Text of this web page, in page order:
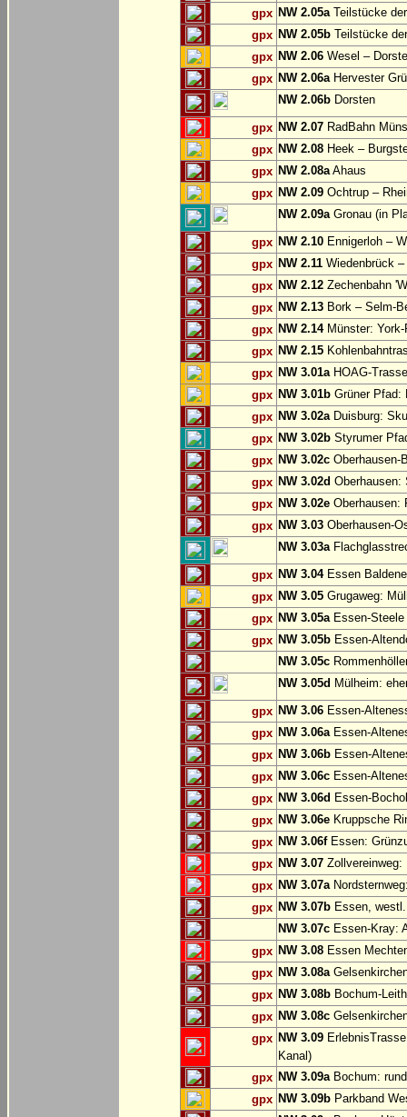
gpx NW 2.05aTeilstücke
gpx NW 2.05b Teilstücke
gpx NW 2.06 Wesel –
gpx NW 2.06aHervester
NW 2.06b Dorsten
gpx NW 2.07 RadBahn
gpx NW 2.08 Heek –
gpx NW 2.08aAhaus
gpx NW 2.09 Ochtrup –
NW 2.09aGronau (in
gpx NW 2.10 Ennigerloh –
gpx NW 2.11 Wiedenbrück
gpx NW 2.12 Zechenbahn
gpx NW 2.13 Bork – Selm-
gpx NW 2.14Münster: York-
gpx NW 2.15
gpx NW 3.01aHOAG-
gpx NW 3.01b Grüner Pfad:
gpx NW 3.02aDuisburg:
gpx NW 3.02b Styrumer
gpx NW 3.02c Oberhausen-
gpx NW 3.02d Oberhausen:
gpx NW 3.02e Oberhausen:
gpx NW 3.03 Oberhausen-
NW 3.03a
gpx NW 3.04Essen
gpx NW 3.05 Grugaweg:
gpx NW 3.05aEssen-Steele
gpx NW 3.05b Essen-
NW 3.05c
NW 3.05d Mülheim:
gpx NW 3.06 Essen-
gpx NW 3.06aEssen-
gpx NW 3.06b Essen-
gpx NW 3.06c Essen-
gpx NW 3.06d Essen-
gpx NW 3.06e Kruppsche
gpx NW 3.06fEssen:
gpx NW 3.07 Zollvereinweg:
gpx NW 3.07a
gpx NW 3.07b Essen,
NW 3.07c Essen-Kray:
gpx NW 3.08 Essen
gpx NW 3.08a
gpx NW 3.08b Bochum-
gpx NW 3.08c
gpx NW 3.09
Kanal)
gpx NW 3.09aBochum:
gpx NW 3.09b Parkband